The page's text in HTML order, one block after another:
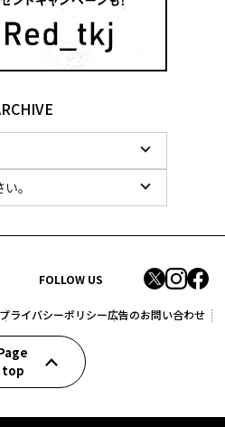
FOLLOW US
ライバシーポリシー広告のお問い合わせ
top